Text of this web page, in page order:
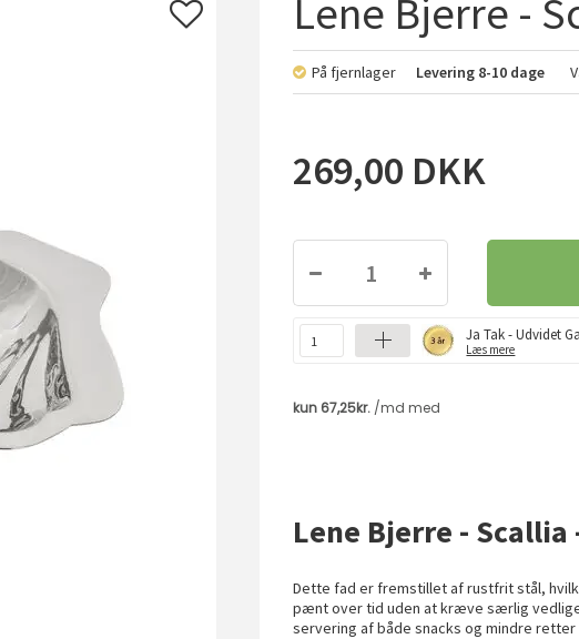
Lene Bjerre -
På fjernlager Levering 8-10 dage
269,00 DKK
Ja Tak - Udvidet
Læs mere
Lene Bjerre - Scallia
Dette fad er fremstillet af rustfrit stål,
pænt over tid uden at kræve særlig
servering af både snacks og mindre